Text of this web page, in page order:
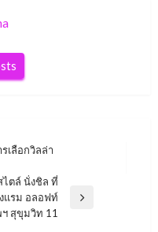
เลือกวิลล่า
ตล์ นั่งชิล ที่
แรม อลอฟท์
ฯ สุขุมวิท 11